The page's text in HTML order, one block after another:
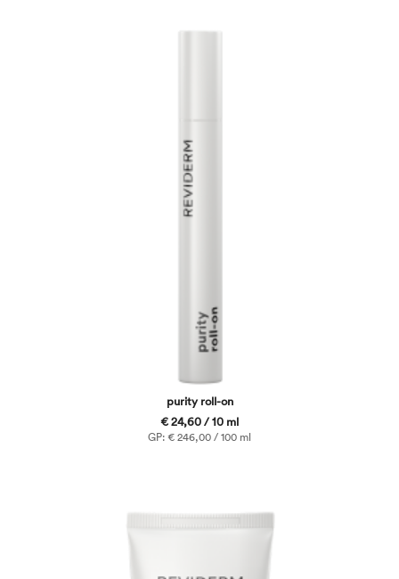
purity roll-on
€ 24,60 / 10 ml
GP: € 246,00 / 100 ml